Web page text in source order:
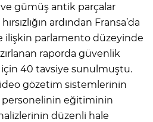
ve gümüş antik parçalar
ardından Fransa’da
ilişkin parlamento düzeyinde
raporda güvenlik
için 40 tavsiye sunulmuştu.
gözetim sistemlerinin
eğitiminin
düzenli hale